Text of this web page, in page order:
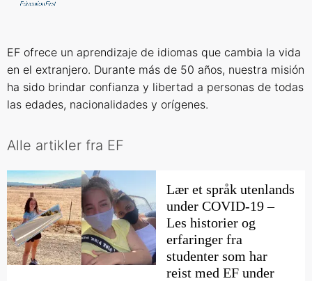
Bli en del av vårt team
EF ofrece un aprendizaje de idiomas que cambia la vida
en el extranjero. Durante más de 50 años, nuestra misión
ha sido brindar confianza y libertad a personas de todas
las edades, nacionalidades y orígenes.
Alle artikler fra EF
Lær et språk utenlands
under COVID-19 –
Les historier og
erfaringer fra
studenter som har
reist med EF under